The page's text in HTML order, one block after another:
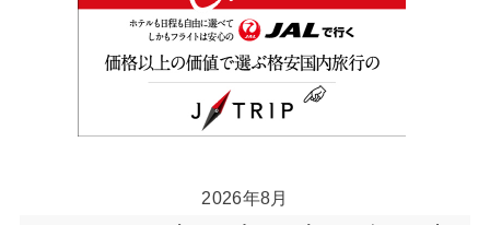
2026年8月